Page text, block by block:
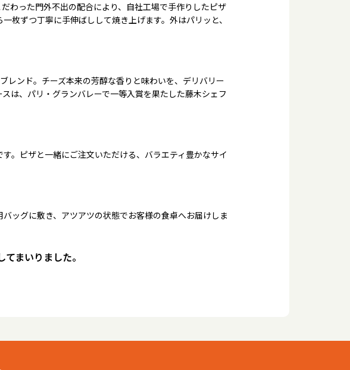
わった門外不出の配合により、自社工場で手作りしたピザ
枚ずつ丁寧に手伸ばしして焼き上げます。外はパリッと、
レンド。チーズ本来の芳醇な香りと味わいを、デリバリー
は、パリ・グランバレーで一等入賞を果たした藤木シェフ
。ピザと一緒にご注文いただける、バラエティ豊かなサイ
ッグに敷き、アツアツの状態でお客様の食卓へお届けしま
まいりました。